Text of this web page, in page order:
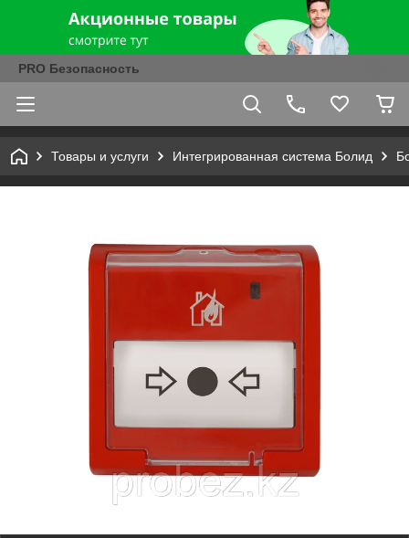
PRO Безопасность
Товары и услуги Интегрированная система Болид